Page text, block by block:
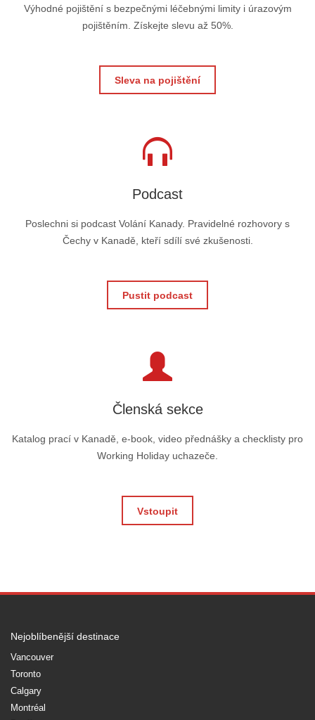
Výhodné pojištění s bezpečnými léčebnými limity i úrazovým
pojištěním. Získejte slevu až 50%.
Sleva na pojištění
Podcast
Poslechni si podcast Volání Kanady. Pravidelné rozhovory s
Čechy v Kanadě, kteří sdílí své zkušenosti.
Pustit podcast
Členská sekce
Katalog prací v Kanadě, e-book, video přednášky a checklisty pro
Working Holiday uchazeče.
Vstoupit
Nejoblíbenější destinace
Vancouver
Toronto
Calgary
Montréal